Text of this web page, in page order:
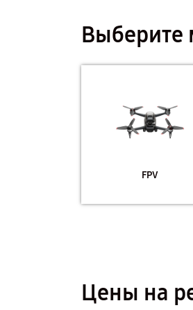
Выберите
FPV
Цены на